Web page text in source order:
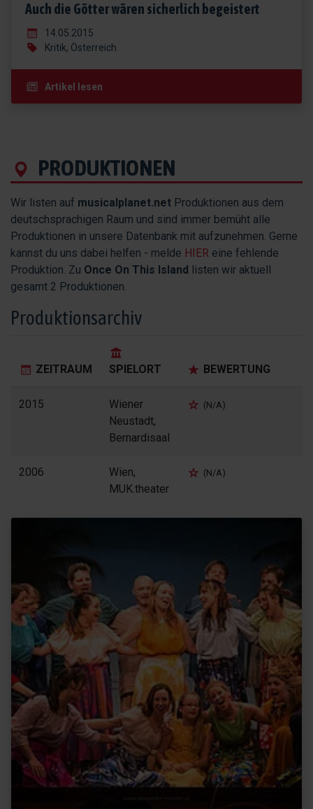
Auch die Götter wären sicherlich begeistert
14.05.2015
Kritik, Österreich
Artikel lesen
PRODUKTIONEN
Wir listen auf musicalplanet.net Produktionen aus dem
deutschsprachigen Raum und sind immer bemüht alle
Produktionen in unsere Datenbank mit aufzunehmen. Gerne
kannst du uns dabei helfen - melde HIER eine fehlende
Produktion. Zu Once On This Island listen wir aktuell
gesamt 2 Produktionen.
Produktionsarchiv
ZEITRAUM SPIELORT BEWERTUNG
2015
Wiener
Neustadt,
Bernardisaal
(N/A)
2006
Wien,
MUK.theater
(N/A)